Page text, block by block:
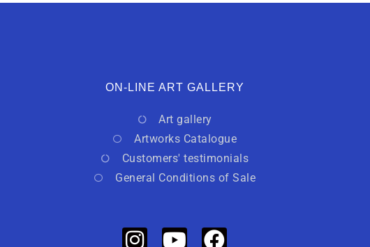
ON-LINE ART GALLERY
Art gallery
Artworks Catalogue
Customers' testimonials
General Conditions of Sale